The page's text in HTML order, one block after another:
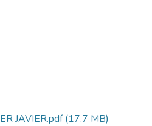
JAVIER.pdf(17.7 MB)